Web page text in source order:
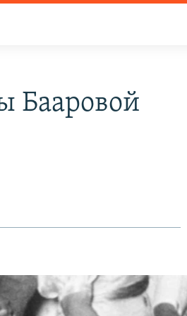
Бааровой